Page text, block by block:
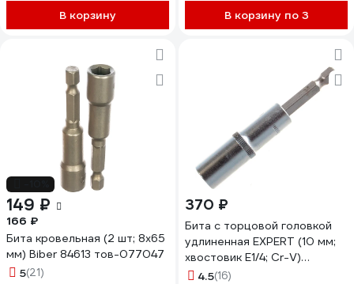
В корзину В корзину по 3
149 ₽
166 ₽
Бита кровельная (2 шт; 8х65
мм) Biber 84613 тов-077047
5(21)
370 ₽
Бита с торцовой головкой
удлиненная EXPERT (10 мм;
хвостовик E1/4; Cr-V)
Kraftool 26396-10
4.5(16)